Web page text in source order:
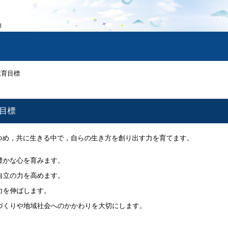
目標
標
，共に生きる中で，自らの生き方を創り出す力を育てます。
かな心を育みます。
立の力を高めます。
伸ばします。
くりや地域社会へのかかわりを大切にします。